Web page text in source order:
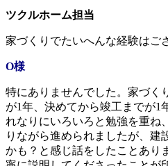
ツクルホーム担当
家づくりでたいへんな経験はご
O様
特にありませんでした。家づく
が1年、決めてから竣工までが1
れなりにいろいろと勉強を重ね
りながら進められましたが、建
かも？と感じ話をしたことあり